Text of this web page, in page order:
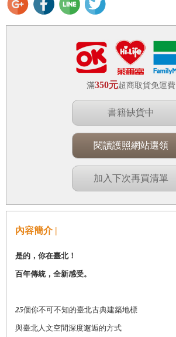
滿350元超商取貨免運費
書籍缺貨中
閱讀護照網站選領
加入下次再買清單
內容簡介 |
是的，你在臺北！
百年傳統，全新感受。
25個你不可不知的臺北古典建築地標
與臺北人文空間深度邂逅的方式